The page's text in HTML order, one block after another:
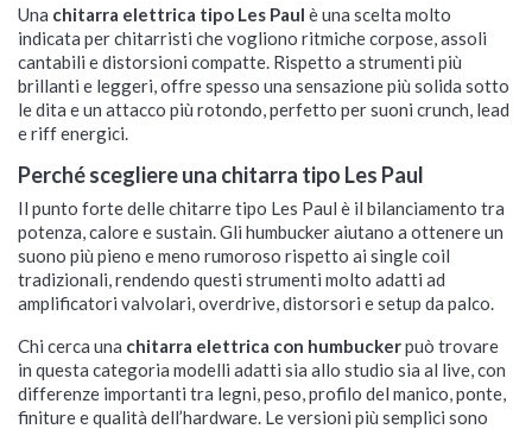
Una chitarra elettrica tipo Les Paul è una scelta molto
indicata per chitarristi che vogliono ritmiche corpose, assoli
cantabili e distorsioni compatte. Rispetto a strumenti più
brillanti e leggeri, offre spesso una sensazione più solida sotto
le dita e un attacco più rotondo, perfetto per suoni crunch, lead
e riff energici.
Perché scegliere una chitarra tipo Les Paul
Il punto forte delle chitarre tipo Les Paul è il bilanciamento tra
potenza, calore e sustain. Gli humbucker aiutano a ottenere un
suono più pieno e meno rumoroso rispetto ai single coil
tradizionali, rendendo questi strumenti molto adatti ad
amplificatori valvolari, overdrive, distorsori e setup da palco.
Chi cerca una chitarra elettrica con humbuckerpuò trovare
in questa categoria modelli adatti sia allo studio sia al live, con
differenze importanti tra legni, peso, profilo del manico, ponte,
finiture e qualità dell’hardware. Le versioni più semplici sono